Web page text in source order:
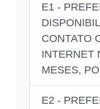
E1 -
CONTATO
INTERNET
MESES,
E2 -